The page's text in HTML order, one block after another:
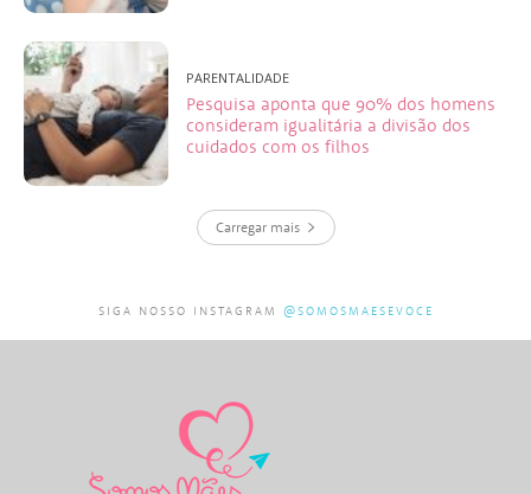
PARENTALIDADE
Pesquisa aponta que 90% dos homens
consideram igualitária a divisão dos
cuidados com os filhos
Carregar mais
SIGA NOSSO INSTAGRAM @SOMOSMAESEVOCE